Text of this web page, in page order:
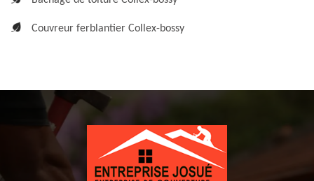
Couvreur ferblantier Collex-bossy